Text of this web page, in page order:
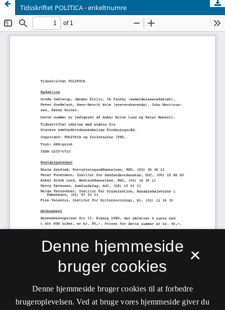
Tidsskriftet POLITICA - enkeltnumre
×
Denne hjemmeside
bruger cookies
Denne hjemmeside bruger cookies til at forbedre
brugeroplevelsen. Ved at bruge vores hjemmeside giver du